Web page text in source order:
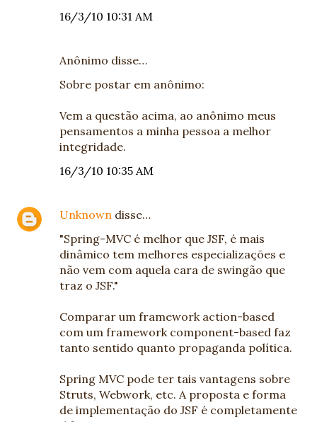
16/3/10 10:31 AM
Anônimo disse…
Sobre postar em anônimo:
Vem a questão acima, ao anônimo meus
pensamentos a minha pessoa a melhor
integridade.
16/3/10 10:35 AM
Unknown disse…
"Spring-MVC é melhor que JSF, é mais
dinâmico tem melhores especializações e
não vem com aquela cara de swingão que
traz o JSF."
Comparar um framework action-based
com um framework component-based faz
tanto sentido quanto propaganda política.
Spring MVC pode ter tais vantagens sobre
Struts, Webwork, etc. A proposta e forma
de implementação do JSF é completamente